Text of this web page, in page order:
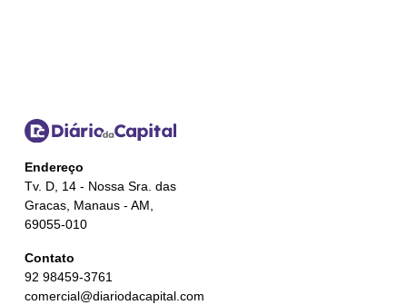
Endereço
Tv. D, 14 - Nossa Sra. das
Gracas, Manaus - AM,
69055-010
Contato
92 98459-3761
comercial@diariodacapital.com